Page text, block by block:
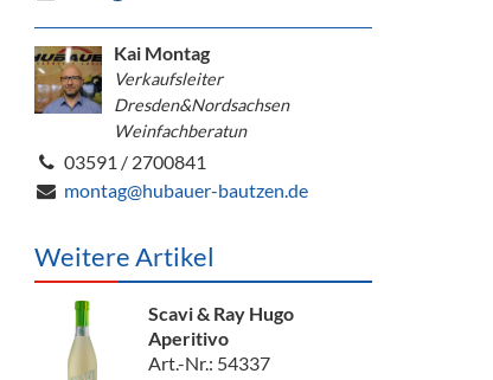
Kai Montag
Verkaufsleiter
Dresden&Nordsachsen
Weinfachberatun
03591 / 2700841
montag@hubauer-bautzen.de
Weitere Artikel
Scavi & Ray Hugo
Aperitivo
Art.-Nr.: 54337